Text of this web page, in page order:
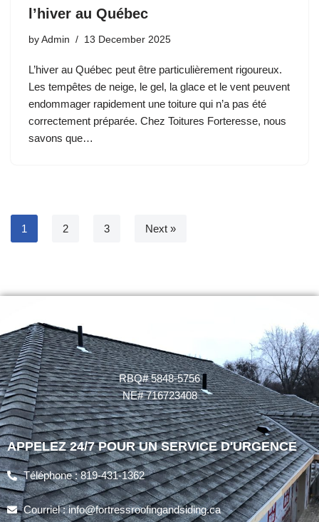
l’hiver au Québec
by Admin 13 December 2025
L’hiver au Québec peut être particulièrement rigoureux.
Les tempêtes de neige, le gel, la glace et le vent peuvent
endommager rapidement une toiture qui n’a pas été
correctement préparée. Chez Toitures Forteresse, nous
savons que…
1 2 3 Next »
RBQ# 5848-5756
NE# 716723408
APPELEZ 24/7 POUR UN SERVICE D'URGENCE
Téléphone : 819-431-1362
Courriel : info@fortressroofingandsiding.ca